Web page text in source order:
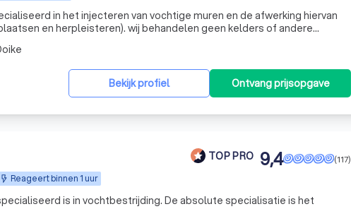
in het injecteren van vochtige muren en de afwerking hiervan
en herpleisteren). wij behandelen geen kelders of andere
Bekijk profiel Ontvang prijsopgave
TOP PRO
Reageert binnen 1 uur
(117)
9,4
is in vochtbestrijding. De absolute specialisatie is het